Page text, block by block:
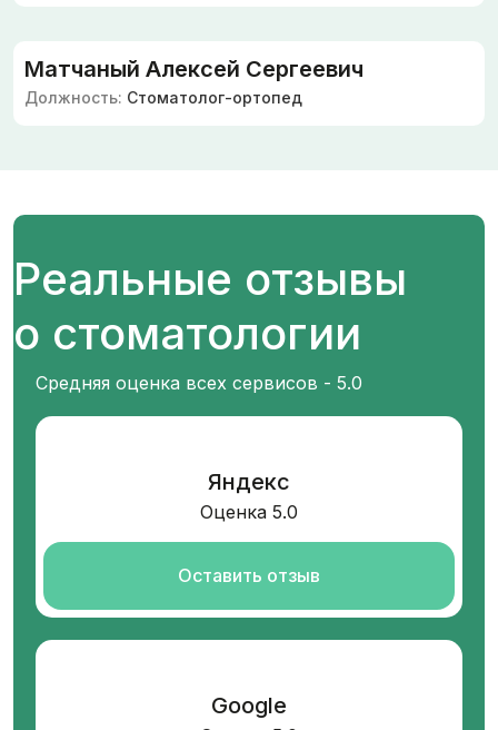
Матчаный Алексей Сергеевич
Должность: Стоматолог-ортопед
Реальные отзывы
о стоматологии
Средняя оценка всех сервисов - 5.0
Яндекс
Оценка 5.0
Оставить отзыв
Google